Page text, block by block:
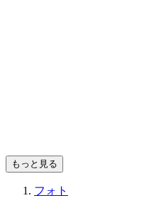
もっと見る
フォト